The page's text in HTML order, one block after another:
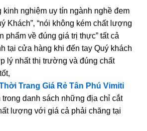
kinh nghiệm uy tín ngành nghề đem
Khách”, “nói không kém chất lượng
phẩm về đúng giá trị thực” tất cả
tại cửa hàng khi đến tay Quý khách
lý nhất thị trường và đúng chất
Trang Giá Rẻ Tân Phú Vimiti
danh sách những địa chỉ cắt
lượng với giá cả phải chăng tại